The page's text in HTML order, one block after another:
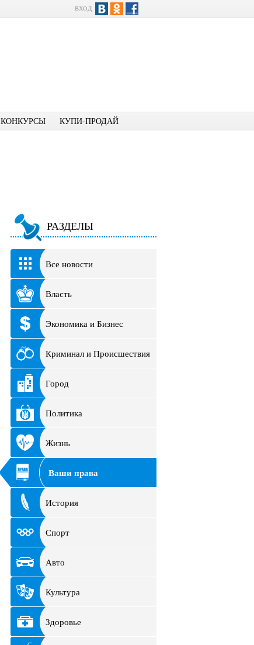
вход
КОНКУРСЫ КУПИ-ПРОДАЙ
РАЗДЕЛЫ
Все новости
Власть
Экономика и Бизнес
Криминал и Происшествия
Город
Политика
Жизнь
Ваши права
История
Спорт
Авто
Культура
Здоровье